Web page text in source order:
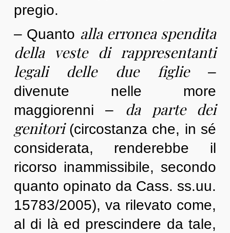
pregio.
– Quanto alla erronea spendita
della veste di rappresentanti
legali delle due figlie–
divenute nelle more
maggiorenni – da parte dei
genitori(circostanza che, in sé
considerata, renderebbe il
ricorso inammissibile, secondo
quanto opinato da Cass. ss.uu.
15783/2005), va rilevato come,
al di là ed prescindere da tale,